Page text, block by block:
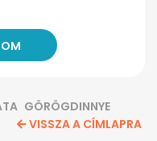
GÖRÖGDINNYE
VISSZA A CÍMLAPRA